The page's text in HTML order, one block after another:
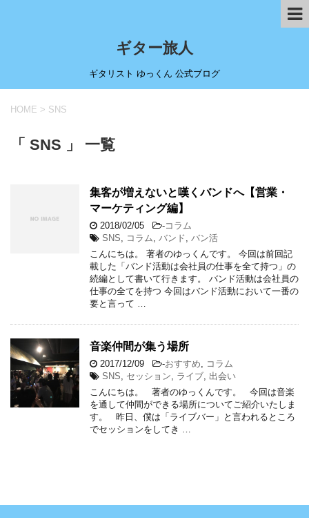
ギター旅人
ギタリスト ゆっくん 公式ブログ
HOME > SNS
「 SNS 」 一覧
集客が増えないと嘆くバンドへ【営業・
マーケティング編】
2018/02/05 -コラム
SNS
コラム バンド
バン活
こんにちは。 著者のゆっくんです。 今回は前回記
載した「バンド活動は会社員の仕事を全て持つ」の
続編として書いて行きます。 バンド活動は会社員の
仕事の全てを持つ 今回はバンド活動において一番の
要と言って …
音楽仲間が集う場所
2017/12/09 -おすすめ
コラム
SNS
セッション ライブ 出会い
こんにちは。 著者のゆっくんです。 今回は音楽
を通して仲間ができる場所についてご紹介いたしま
す。 昨日、僕は「ライブバー」と言われるところ
でセッションをしてき …